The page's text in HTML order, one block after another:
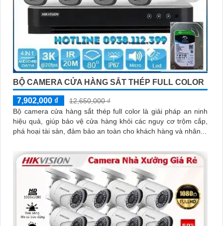
BỘ CAMERA CỬA HÀNG SẮT THÉP FULL COLOR
7,902,000 ₫
12,650,000 ₫
Bộ camera cửa hàng sắt thép full color là giải pháp an ninh
hiệu quả, giúp bảo vệ cửa hàng khỏi các nguy cơ trộm cắp,
phá hoại tài sản, đảm bảo an toàn cho khách hàng và nhân...